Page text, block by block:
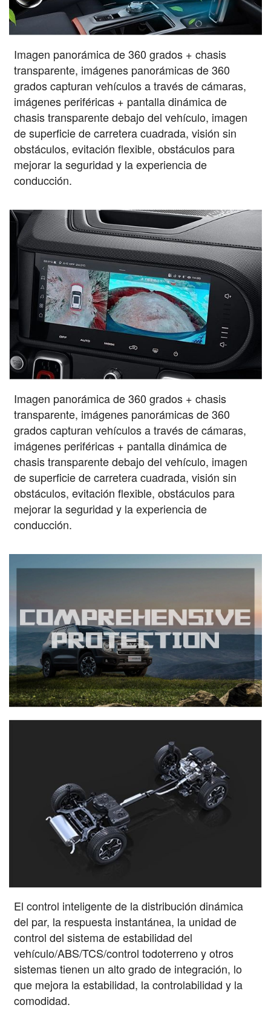
Imagen panorámica de 360 grados + chasis
transparente, imágenes panorámicas de 360
grados capturan vehículos a través de cámaras,
imágenes periféricas + pantalla dinámica de
chasis transparente debajo del vehículo, imagen
de superficie de carretera cuadrada, visión sin
obstáculos, evitación flexible, obstáculos para
mejorar la seguridad y la experiencia de
conducción.
Imagen panorámica de 360 grados + chasis
transparente, imágenes panorámicas de 360
grados capturan vehículos a través de cámaras,
imágenes periféricas + pantalla dinámica de
chasis transparente debajo del vehículo, imagen
de superficie de carretera cuadrada, visión sin
obstáculos, evitación flexible, obstáculos para
mejorar la seguridad y la experiencia de
conducción.
El control inteligente de la distribución dinámica
del par, la respuesta instantánea, la unidad de
control del sistema de estabilidad del
vehículo/ABS/TCS/control todoterreno y otros
sistemas tienen un alto grado de integración, lo
que mejora la estabilidad, la controlabilidad y la
comodidad.